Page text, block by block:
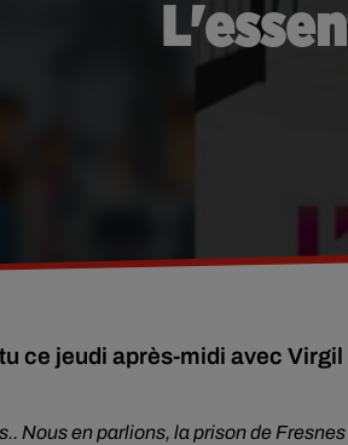
ce jeudi après-midi avec
Nous en parlions, la prison de